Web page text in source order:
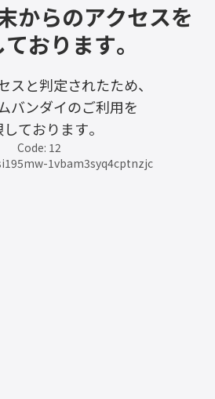
からのアクセスを
おります。
スと判定されたため、
バンダイのご利用を
ております。
Code: 12
1vbam3syq4cptnzjc